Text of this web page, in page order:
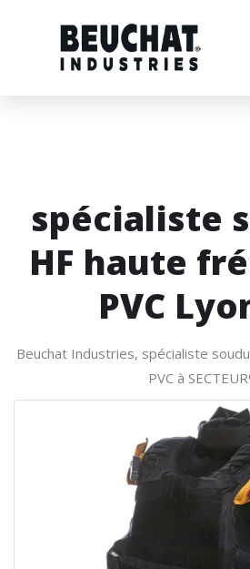
spécialiste
HF haute
PVC
Beuchat Industries, spécialiste
PVC à